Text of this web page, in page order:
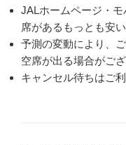
JALホームページ・
席があるもっとも安
予測の変動により、
空席が出る場合がござ
キャンセル待ちはご